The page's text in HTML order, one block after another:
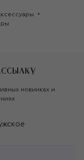
новинках и